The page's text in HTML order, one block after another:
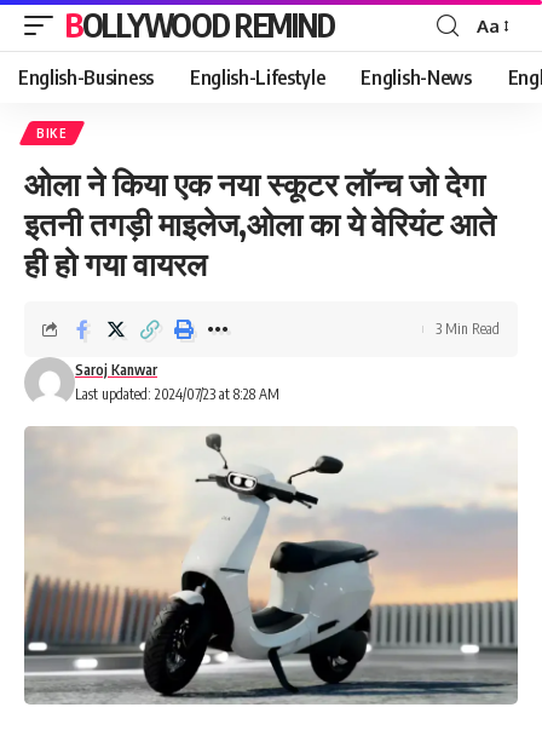
BOLLYWOOD REMIND
Font
Resizer
Aa
English-Business English-Lifestyle English-News
BIKE
ओला ने किया एक नया स्कूटर लॉन्च जो देगा
इतनी तगड़ी माइलेज,ओला का ये वेरियंट आते
ही हो गया वायरल
Last updated: 2024/07/23 at 8:28 AM
Saroj Kanwar
3 Min Read